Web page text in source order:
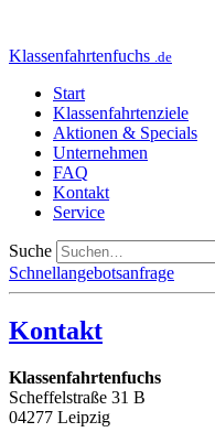
Klassenfahrtenfuchs .de
Start
Klassenfahrtenziele
Aktionen & Specials
Unternehmen
FAQ
Kontakt
Service
Suche
Schnellangebotsanfrage
Kontakt
Klassenfahrtenfuchs
Scheffelstraße 31 B
04277 Leipzig